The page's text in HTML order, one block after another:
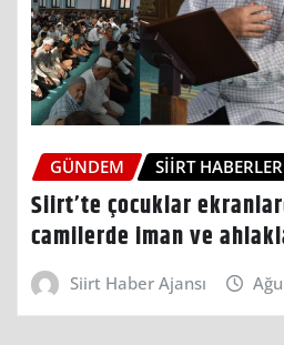
GÜNDEM SIIRT
Siirt’te çocuklar
camilerde iman ve
Siirt Haber Ajansı